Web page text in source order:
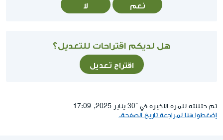
نعم لا
هل لديكم اقتراحات للتعديل؟
اقتراح تعديل
تم حتلنته للمرة الاخيرة في ־30 يناير 2025, 17:09
إضغطوا هنا لمراجعة تاريخ الصفحة.